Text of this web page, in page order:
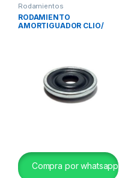
Rodamientos
RODAMIENTO
AMORTIGUADOR CLIO/
Compra por whatsapp